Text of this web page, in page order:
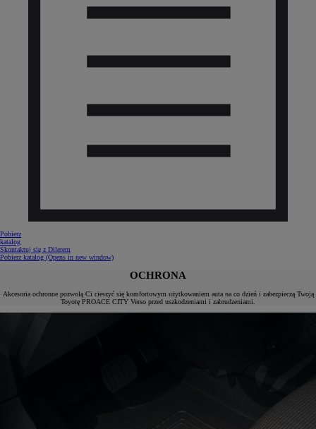
Pobierz
katalog
Skontaktuj się z Dilerem
Pobierz katalog (Opens in new window)
OCHRONA
Akcesoria ochronne pozwolą Ci cieszyć się komfortowym użytkowaniem auta na co dzień i zabezpieczą Twoją
Toyotę PROACE CITY Verso przed uszkodzeniami i zabrudzeniami.